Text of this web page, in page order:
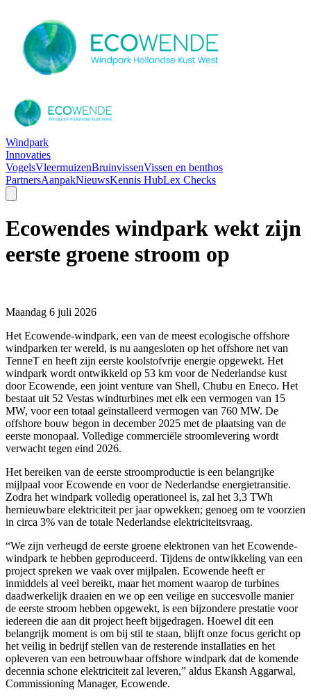
Windpark
Innovaties
VogelsVleermuizenBruinvissenVissen en benthos
PartnersAanpakNieuwsKennis HubLex Checks
Ecowendes windpark wekt zijn
eerste groene stroom op
Maandag 6 juli 2026
Het Ecowende-windpark, een van de meest ecologische offshore
windparken ter wereld, is nu aangesloten op het offshore net van
TenneT en heeft zijn eerste koolstofvrije energie opgewekt. Het
windpark wordt ontwikkeld op 53 km voor de Nederlandse kust
door Ecowende, een joint venture van Shell, Chubu en Eneco. Het
bestaat uit 52 Vestas windturbines met elk een vermogen van 15
MW, voor een totaal geïnstalleerd vermogen van 760 MW. De
offshore bouw begon in december 2025 met de plaatsing van de
eerste monopaal. Volledige commerciële stroomlevering wordt
verwacht tegen eind 2026.
Het bereiken van de eerste stroomproductie is een belangrijke
mijlpaal voor Ecowende en voor de Nederlandse energietransitie.
Zodra het windpark volledig operationeel is, zal het 3,3 TWh
hernieuwbare elektriciteit per jaar opwekken; genoeg om te voorzien
in circa 3% van de totale Nederlandse elektriciteitsvraag.
“We zijn verheugd de eerste groene elektronen van het Ecowende-
windpark te hebben geproduceerd. Tijdens de ontwikkeling van een
project spreken we vaak over mijlpalen. Ecowende heeft er
inmiddels al veel bereikt, maar het moment waarop de turbines
daadwerkelijk draaien en we op een veilige en succesvolle manier
de eerste stroom hebben opgewekt, is een bijzondere prestatie voor
iedereen die aan dit project heeft bijgedragen. Hoewel dit een
belangrijk moment is om bij stil te staan, blijft onze focus gericht op
het veilig in bedrijf stellen van de resterende installaties en het
opleveren van een betrouwbaar offshore windpark dat de komende
decennia schone elektriciteit zal leveren,” aldus Ekansh Aggarwal,
Commissioning Manager, Ecowende.